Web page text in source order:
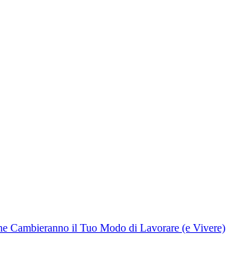
Cambieranno il Tuo Modo di Lavorare (e Vivere)